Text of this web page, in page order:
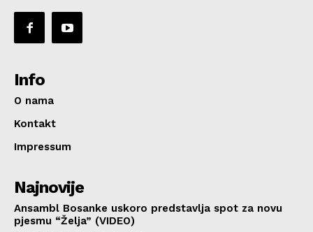
Info
O nama
Kontakt
Impressum
Najnovije
Ansambl Bosanke uskoro predstavlja spot za novu
pjesmu “Želja” (VIDEO)